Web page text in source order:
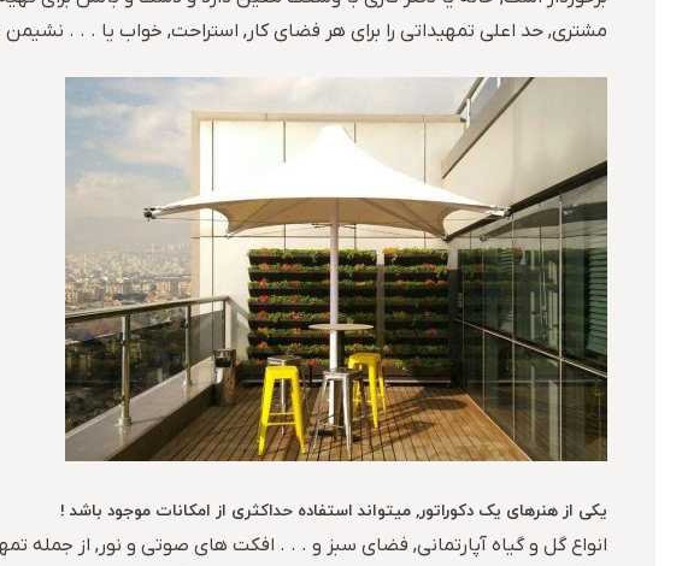
مشتری, حد اعلی تمهیداتی را برای هر فضای کار, استراحت, خواب یا . . .
یکی از هنرهای یک دکوراتور, میتواند استفاده حداکثری از امکانات موجود باشد !
انواع گل و گیاه آپارتمانی, فضای سبز و . . . افکت های صوتی و نور, از جمله